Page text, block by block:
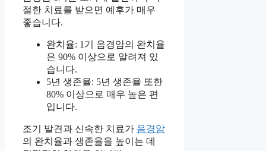
절한 치료를 받으면 예후가 매우
좋습니다.
완치율: 1기 음경암의 완치율
은 90% 이상으로 알려져 있
습니다.
5년 생존율: 5년 생존율 또한
80% 이상으로 매우 높은 편
입니다.
조기 발견과 신속한 치료가 음경암
의 완치율과 생존율을 높이는 데